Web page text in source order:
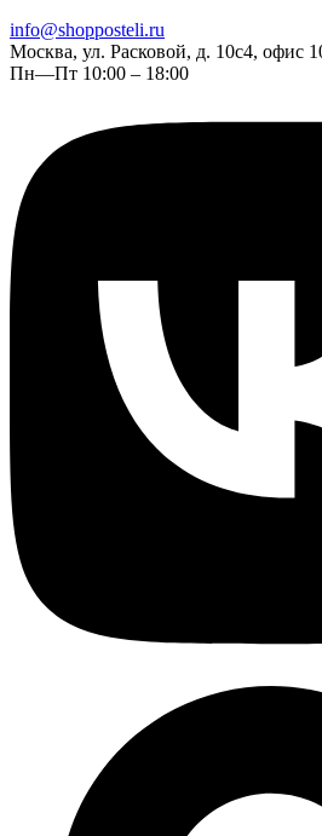
info@shopposteli.ru
Москва, ул. Расковой, д. 10с4, офис
Пн—Пт 10:00 – 18:00